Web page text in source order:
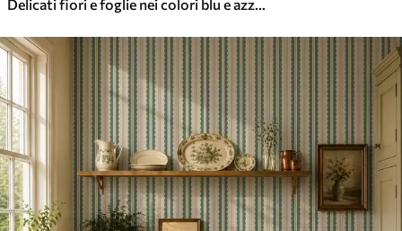
Delicati fiori e foglie nei colori blu e azzurro su sfondo chiaro